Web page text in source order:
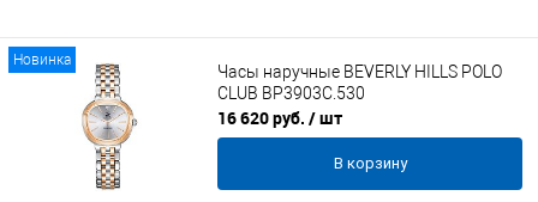
Новинка
Часы наручные BEVERLY HILLS POLO
CLUB BP3903C.530
16 620 руб. / шт
В корзину